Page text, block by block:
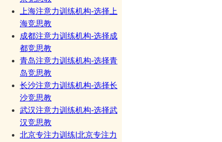
上海注意力训练机构-选择上
海竞思教
成都注意力训练机构-选择成
都竞思教
青岛注意力训练机构-选择青
岛竞思教
长沙注意力训练机构-选择长
沙竞思教
武汉注意力训练机构-选择武
汉竞思教
北京专注力训练|北京专注力